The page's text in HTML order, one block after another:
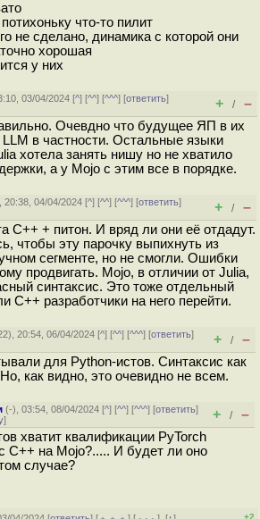
что-то пилит
не сделано, динамика с которой они
хорошая
у них
03/04/2024 [^] [^^] [^^^] [ответить]
+ / –
Очевдно что будущее ЯП в их
LLM в частности. Остальные языки
хотела занять нишу но не хватило
а у Mojo с этим все в порядке.
20:38, 04/04/2024 [^] [^^] [^^^] [ответить]
+ / –
C++ + питон. И вряд ли они её отдадут.
чтобы эту парочку выпихнуть из
сегменте, но не смогли. Ошибки
продвигать. Mojo, в отличии от Julia,
синтаксис. Это тоже отдельный
C++ разработчики на него перейти.
), 20:54, 06/04/2024 [^] [^^] [^^^] [ответить]
+ / –
для Python-истов. Синтаксис как
как видно, это очевидно не всем.
(-), 03:54, 08/04/2024 [^] [^^] [^^^] [ответить]
] + / –
хватит квалификации PyTorch
C++ на Mojo?..... И будет ли оно
случае?
+2